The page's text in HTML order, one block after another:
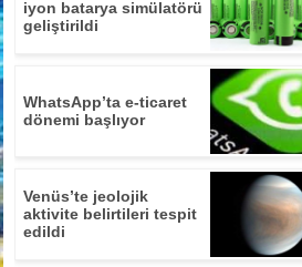
iyon batarya simülatörü
geliştirildi
WhatsApp’ta e-ticaret
dönemi başlıyor
Venüs’te jeolojik
aktivite belirtileri tespit
edildi